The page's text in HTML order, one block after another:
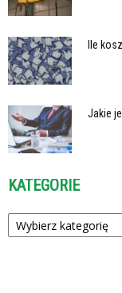
Ile
Jakie
KATEGORIE
Kategorie